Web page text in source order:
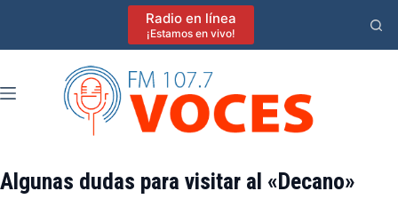
Radio en línea
¡Estamos en vivo!
Algunas dudas para visitar al «Decano»